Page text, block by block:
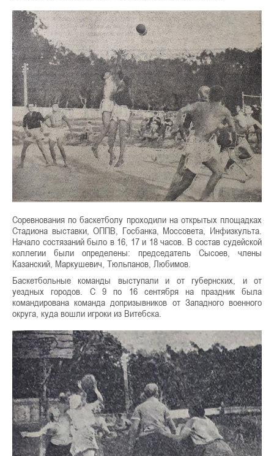
Соревнования по баскетболу проходили на открытых площадках
Стадиона выставки, ОППВ, Госбанка, Моссовета, Инфизкульта.
Начало состязаний было в 16, 17 и 18 часов. В состав судейской
коллегии были определены: председатель Сысоев, члены
Казанский, Маркушевич, Тюльпанов, Любимов.
Баскетбольные команды выступали и от губернских, и от
уездных городов. С 9 по 16 сентября на праздник была
командирована команда допризывников от Западного военного
округа, куда вошли игроки из Витебска.